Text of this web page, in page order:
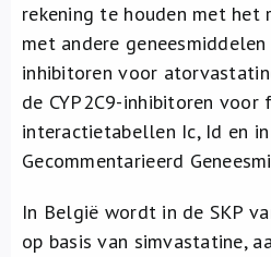
rekening te houden met het
met andere
inhibitoren voor
de CYP2C9-inhibitoren
interactietabellen Ic, Id en
Gecommentarieerd
In België wordt in de SKP
op basis van simvastatine,